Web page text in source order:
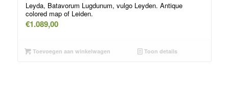
Leyda, Batavorum Lugdunum, vulgo Leyden. Antique
colored map of Leiden.
€1.089,00
Toevoegen aan winkelwagen Toon details